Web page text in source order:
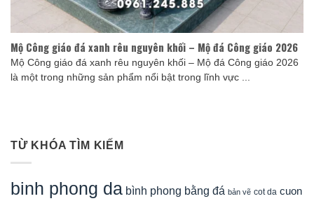
Mộ Công giáo đá xanh rêu nguyên khối – Mộ đá Công giáo 2026
Mộ Công giáo đá xanh rêu nguyên khối – Mộ đá Công giáo 2026
là một trong những sản phẩm nổi bật trong lĩnh vực ...
TỪ KHÓA TÌM KIẾM
binh phong da bình phong bằng đá bản vẽ cot da cuon